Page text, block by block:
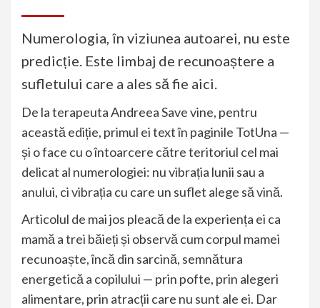
Numerologia, în viziunea autoarei, nu este
predicție. Este limbaj de recunoaștere a
sufletului care a ales să fie aici.
De la terapeuta Andreea Save vine, pentru
această ediție, primul ei text în paginile TotUna —
și o face cu o întoarcere către teritoriul cel mai
delicat al numerologiei: nu vibrația lunii sau a
anului, ci vibrația cu care un suflet alege să vină.
Articolul de mai jos pleacă de la experiența ei ca
mamă a trei băieți și observă cum corpul mamei
recunoaște, încă din sarcină, semnătura
energetică a copilului — prin pofte, prin alegeri
alimentare, prin atracții care nu sunt ale ei. Dar